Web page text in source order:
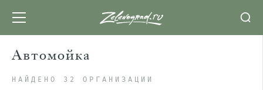
Автомойка
НАЙДЕНО 32 ОРГАНИЗАЦИИ